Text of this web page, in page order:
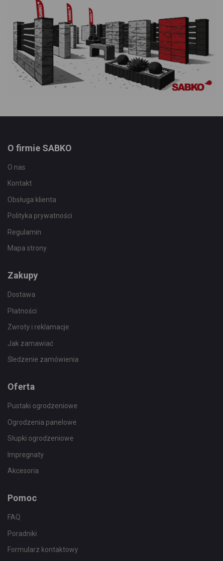
O firmie SABKO
O nas
Kontakt
Obsługa klienta
Polityka prywatności
Regulamin
Mapa strony
Zakupy
Dostawa
Płatności
Zwroty i reklamacje
Jak zamawiać
Śledzenie zamówienia
Oferta
Pustaki ogrodzeniowe
Ogrodzenia panelowe
Słupki ogrodzeniowe
Impregnaty
Akcesoria
Pomoc
FAQ
Poradniki
Formularz kontaktowy